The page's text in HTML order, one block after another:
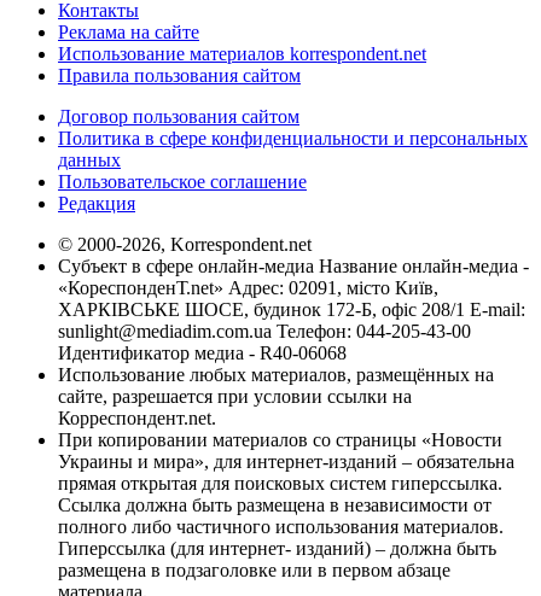
Контакты
Реклама на сайте
Использование материалов korrespondent.net
Правила пользования сайтом
Договор пользования сайтом
Политика в сфере конфиденциальности и персональных
данных
Пользовательское соглашение
Редакция
© 2000-2026, Korrespondent.net
Субъект в сфере онлайн-медиа Название онлайн-медиа -
«КореспонденТ.net» Адрес: 02091, місто Київ,
ХАРКІВСЬКЕ ШОСЕ, будинок 172-Б, офіс 208/1 E-mail:
sunlight@mediadim.com.ua Телефон: 044-205-43-00
Идентификатор медиа - R40-06068
Использование любых материалов, размещённых на
сайте, разрешается при условии ссылки на
Корреспондент.net.
При копировании материалов со страницы «Новости
Украины и мира», для интернет-изданий – обязательна
прямая открытая для поисковых систем гиперссылка.
Ссылка должна быть размещена в независимости от
полного либо частичного использования материалов.
Гиперссылка (для интернет- изданий) – должна быть
размещена в подзаголовке или в первом абзаце
материала.